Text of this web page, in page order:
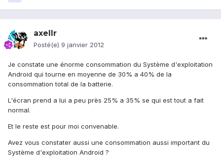
axellr
Posté(e) 9 janvier 2012
Je constate une énorme consommation du Système d'exploitation
Android qui tourne en moyenne de 30% a 40% de la
consommation total de la batterie.
L'écran prend a lui a peu près 25% a 35% se qui est tout a fait
normal.
Et le reste est pour moi convenable.
Avez vous constater aussi une consommation aussi important du
Système d'exploitation Android ?